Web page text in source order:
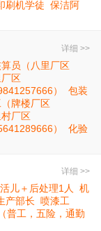
刷机学徒 保洁阿
详细 >>
员（八里厂区
区
）
包装
牌楼厂区
厂区
）
化验
详细 >>
儿＋后处理1人
机
产部长 喷漆工
普工，五险，通勤